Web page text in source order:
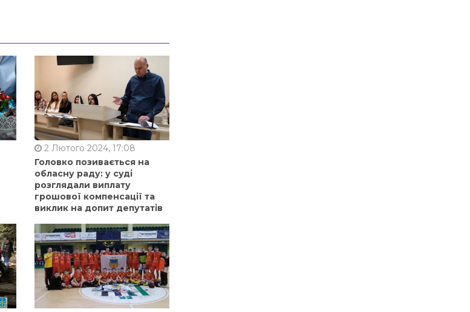
2 Лютого 2024, 17:08
Головко позивається на
обласну раду: у суді
розглядали виплату
грошової компенсації та
виклик на допит депутатів